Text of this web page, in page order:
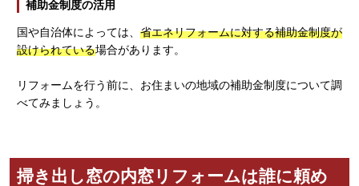
補助金制度の活用
国や自治体によっては、 省エネリフォームに対する補助金制度が
設けられている場合があります。
リフォームを行う前に、お住まいの地域の補助金制度について調
べてみましょう。
掃き出し窓の内窓リフォームは誰に頼め